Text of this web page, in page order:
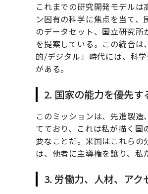
これまでの研究開発モデル
ン固有の科学に焦点を当て
のデータセット、国立研究
を提案している。この統合
的/デジタル」時代には、科
がある。
2. 国家の能力を優先す
このミッションは、先進製
てており、これは私が描く
要なことだ。米国はこれら
は、他者に主導権を譲り、私
3. 労働力、人材、アク